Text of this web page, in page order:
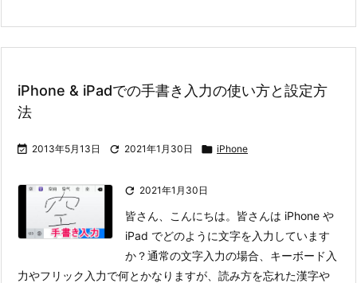
iPhone & iPadでの手書き入力の使い方と設定方
法
 2013年5月13日  2021年1月30日  iPhone
 2021年1月30日
皆さん、こんにちは。皆さんは iPhone や
iPad でどのように文字を入力しています
か？通常の文字入力の場合、キーボード入
力やフリック入力で何とかなりますが、読み方を忘れた漢字や